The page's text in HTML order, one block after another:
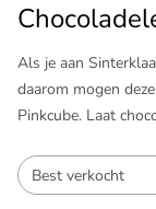
Als je aan
daarom mogen
Pinkcube. Laat
Certified chocolade
chocoladeletters
Best verkocht